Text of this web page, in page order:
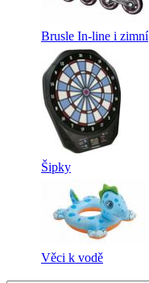
Brusle In-line i zimní
Šipky
Věci k vodě